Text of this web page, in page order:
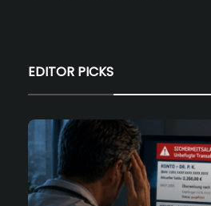
EDITOR PICKS